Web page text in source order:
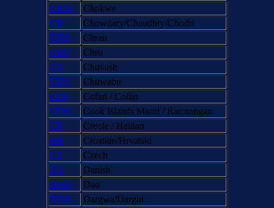
CKW
Chokwe
CD
Chowdary/Chaudhry/Chodri
CHR
Chrau
CRU
Chru
CV
Chuvash
CHU
Chuwabu
COF
Cofan / Cofán
COK
Cook Islands Maori / Rarotongan
CR
Creole / Haitian
HR
Croatian/Hrvatski
CZ
Czech
DA
Danish
DAO
Dao
DAR
Dargwa/Dargin